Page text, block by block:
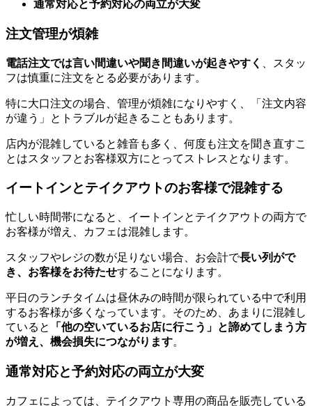
通常対応と予約対応の両立が大変
注文管理が煩雑
電話注文では言い間違いや聞き間違いが起きやすく
、スタッ
フは慎重に注文をとる必要があります。
特に大口注文の場合、管理が煩雑になりやすく、「注文内容
が違う」とトラブルが起きることもあります。
店内が混雑していると雑音も多く、何度も注文を聞き直すこ
とはスタッフとお客様双方にとってストレスとなります。
イートインとテイクアウトのお客様で混雑する
忙しい時間帯になると、イートインとテイクアウトの両方で
お客様が増え、カフェは混雑します。
スタッフやレジの数が足りない場合、お会計で長い列がで
き、お客様をお待たせすることになります。
平日のランチタイムは昼休みの時間が限られている中で利用
するお客様が多くなっています。そのため、あまりに混雑し
ていると
「他の空いているお店に行こう」と諦めてしまう方
が増え、機会損失につながります。
通常対応と予約対応の両立が大変
カフェによっては、テイクアウト専用の商品を販売している